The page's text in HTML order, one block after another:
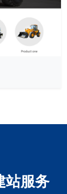
站服务